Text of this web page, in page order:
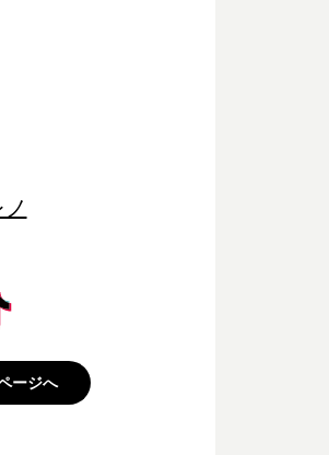
ージへ